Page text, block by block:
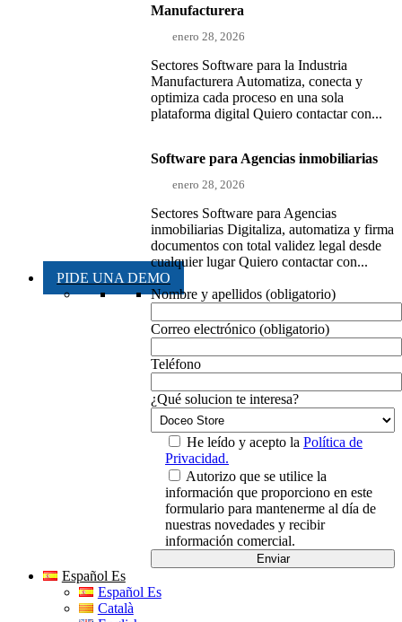
Manufacturera
enero 28, 2026
Sectores Software para la Industria
Manufacturera Automatiza, conecta y
optimiza cada proceso en una sola
plataforma digital Quiero contactar con...
Software para Agencias inmobiliarias
enero 28, 2026
Sectores Software para Agencias
inmobiliarias Digitaliza, automatiza y firma
documentos con total validez legal desde
cualquier lugar Quiero contactar con...
PIDE UNA DEMO
Nombre y apellidos (obligatorio)
Correo electrónico (obligatorio)
Teléfono
¿Qué solucion te interesa?
He leído y acepto la Política de
Privacidad.
Autorizo que se utilice la
información que proporciono en este
formulario para mantenerme al día de
nuestras novedades y recibir
información comercial.
Español Es
Español Es
Català